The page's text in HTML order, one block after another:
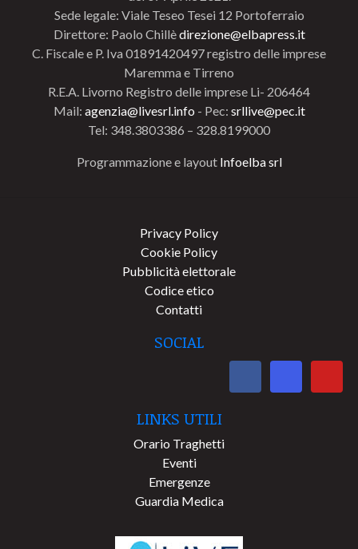
Sede legale: Viale Teseo Tesei 12 Portoferraio
Direttore: Paolo Chillèdirezione@elbapress.it
C. Fiscale e P. Iva 01891420497 registro delle imprese
Maremma e Tirreno
R.E.A. Livorno Registro delle imprese Li- 206464
Mail: agenzia@livesrl.info - Pec: srllive@pec.it
Tel: 348.3803386 – 328.8199000
Programmazione e layout Infoelba srl
Privacy Policy
Cookie Policy
Pubblicità elettorale
Codice etico
Contatti
SOCIAL
LINKS UTILI
Orario Traghetti
Eventi
Emergenze
Guardia Medica